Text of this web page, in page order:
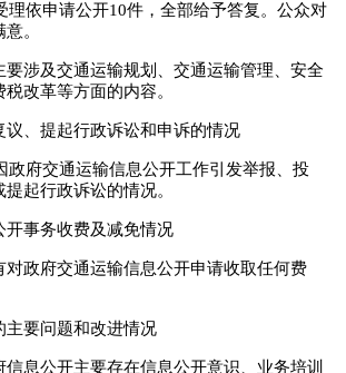
依申请公开10件，全部给予答复。公众对
。
涉及交通运输规划、交通运输管理、安全
改革等方面的内容。
、提起行政诉讼和申诉的情况
府交通运输信息公开工作引发举报、投
起行政诉讼的情况。
事务收费及减免情况
政府交通运输信息公开申请收取任何费
要问题和改进情况
公开主要存在信息公开意识、业务培训